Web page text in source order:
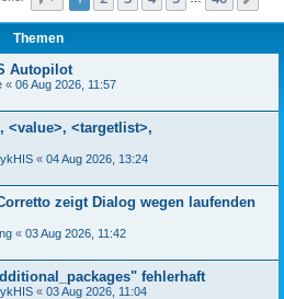
Themen
Autopilot
« 06 Aug 2026, 11:57
<value>, <targetlist>,
« 04 Aug 2026, 13:24
zeigt Dialog wegen laufenden
« 03 Aug 2026, 11:42
fehlerhaft
« 03 Aug 2026, 11:04